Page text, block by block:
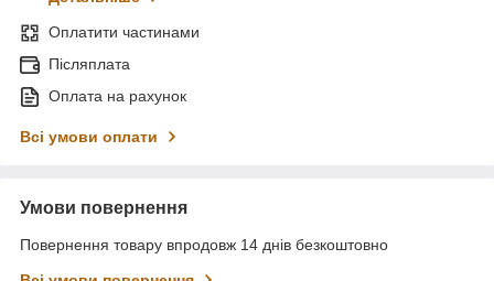
Оплатити частинами
Післяплата
Оплата на рахунок
Всі умови оплати
Умови повернення
Повернення товару впродовж 14 днів безкоштовно